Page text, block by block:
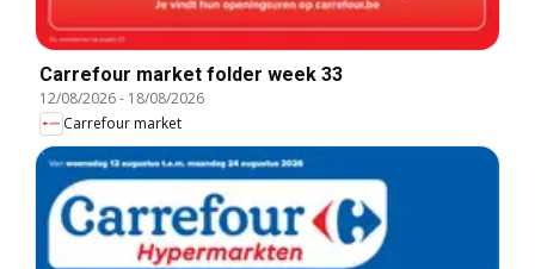
Carrefour market folder week 33
12/08/2026- 18/08/2026
Carrefour market